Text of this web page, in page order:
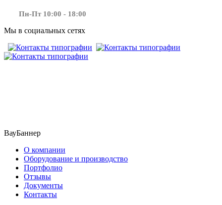
Пн-Пт 10:00 - 18:00
Мы в социальных сетях
ВауБаннер
О компании
Оборудование и производство
Портфолио
Отзывы
Документы
Контакты